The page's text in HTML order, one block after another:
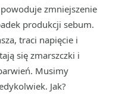
zmniejszenie
produkcji sebum.
traci napięcie i
się zmarszczki i
Musimy
Jak?